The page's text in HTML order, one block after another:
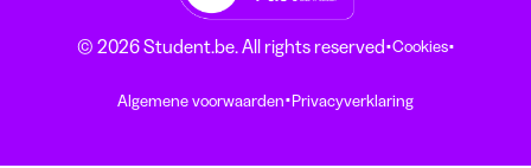
© 2026 Student.be. All rights reserved·Cookies·
Algemene voorwaarden·Privacyverklaring